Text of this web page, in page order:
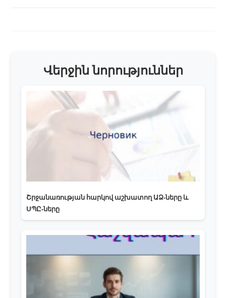
Վերջին նորություններ
Շրջանառության հարկով աշխատող ԱՁ-ները և
ՍՊԸ-ները